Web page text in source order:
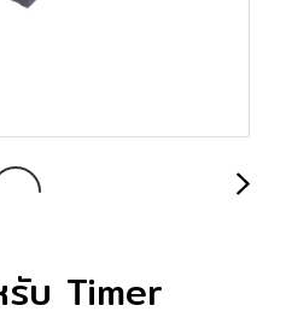
บ Timer